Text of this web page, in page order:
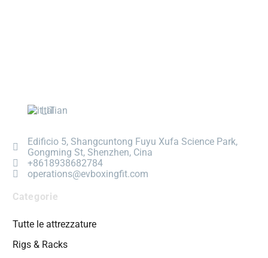
Italian
Edificio 5, Shangcuntong Fuyu Xufa Science Park,
Gongming St, Shenzhen, Cina
+8618938682784
operations@evboxingfit.com
Categorie
Tutte le attrezzature
Rigs & Racks